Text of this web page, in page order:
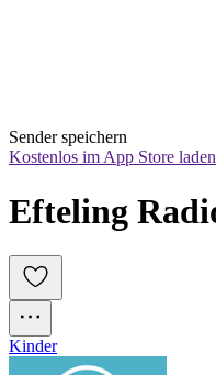
Sender speichern
Kostenlos im App Store laden
Kinder